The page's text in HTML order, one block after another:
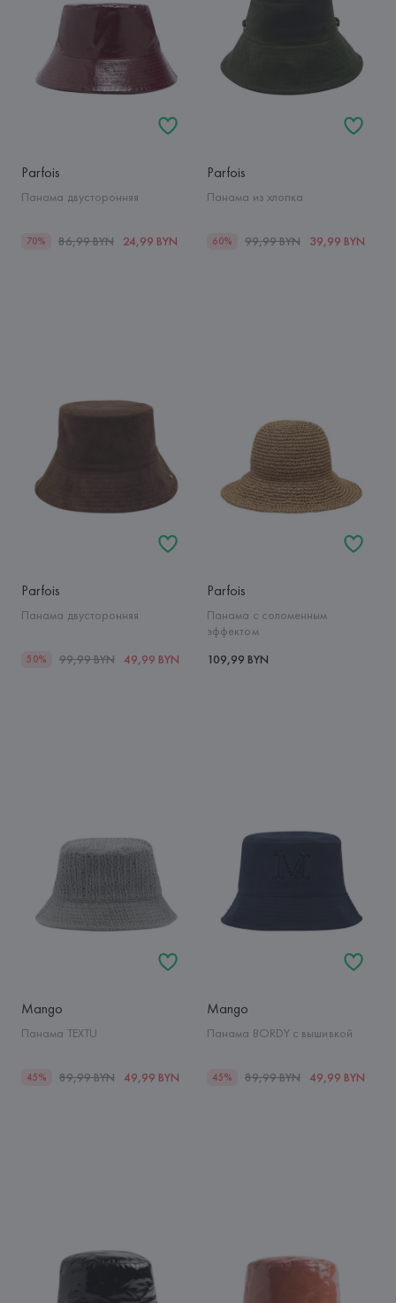
Parfois
Панама двусторонняя
70% 86,99 BYN 24,99 BYN
Parfois
Панама из хлопка
60% 99,99 BYN 39,99 BYN
Parfois
Панама двусторонняя
50% 99,99 BYN 49,99 BYN
Parfois
Панама с соломенным
эффектом
109,99 BYN
Mango
Панама TEXTU
45% 89,99 BYN 49,99 BYN
Mango
Панама BORDY с вышивкой
45% 89,99 BYN 49,99 BYN